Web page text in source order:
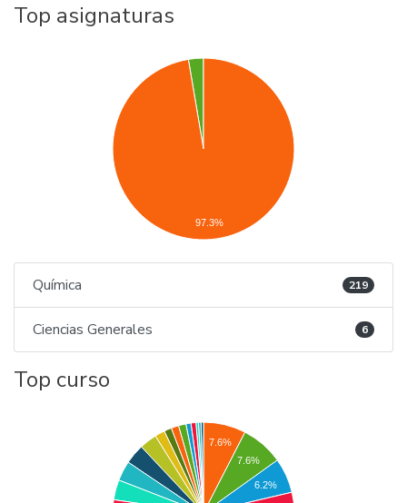
Top asignaturas
97.3%
Química 219
Ciencias Generales 6
Top curso
7.6%
7.6%
6.2%